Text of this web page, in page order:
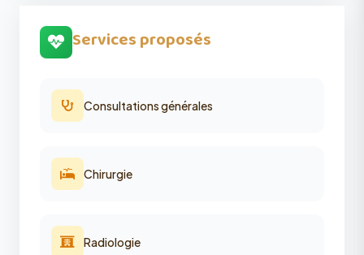
Services proposés
Consultations générales
Chirurgie
Radiologie